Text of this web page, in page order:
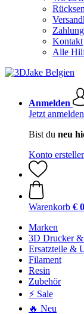
Kontakt
Alle
Anmelden
Jetzt anmelden
Bist du neu
Konto
Warenkorb €
Marken
3D Drucker
Ersatzteile &
Filament
Resin
Zubehör
⚡ Sale
🔥 Neu